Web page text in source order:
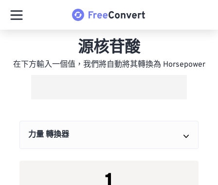
源核苷酸
在下方輸入一個值，我們將自動將其轉換為 Horsepower